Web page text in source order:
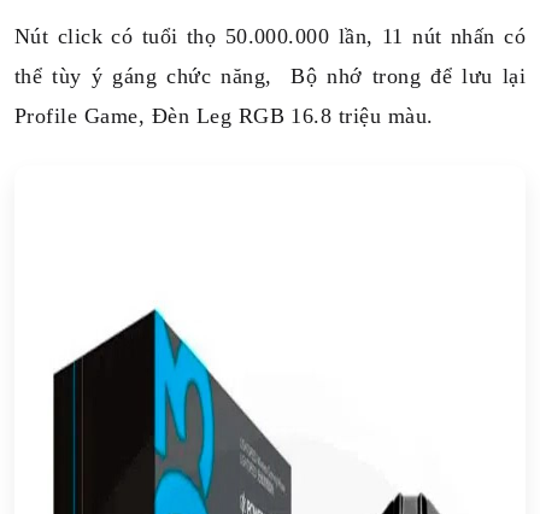
Nút click có tuổi thọ 50.000.000 lần, 11 nút nhấn có
thể tùy ý gáng chức năng, Bộ nhớ trong để lưu lại
Profile Game, Đèn Leg RGB 16.8 triệu màu.